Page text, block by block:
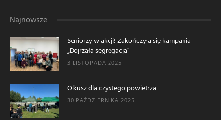
Najnowsze
Seniorzy w akcji! Zakończyła się kampania
„Dojrzała segregacja”
3 LISTOPADA 2025
Olkusz dla czystego powietrza
30 PAŹDZIERNIKA 2025